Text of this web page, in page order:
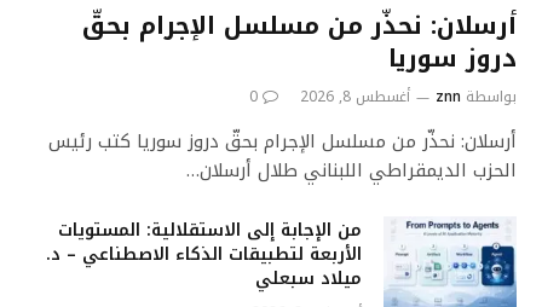
أرسلان: نحذّر من مسلسل الإجرام بحقّ
دروز سوريا
بواسطة znn أغسطس 8, 2026 0
أرسلان: نحذّر من مسلسل الإجرام بحقّ دروز سوريا كتب رئيس
الحزب الديمقراطي اللبناني طلال أرسلان…
من الإجابة إلى الاستقلالية: المستويات
الأربعة لتطبيقات الذكاء الاصطناعي – د.
ميلاد سبعلي